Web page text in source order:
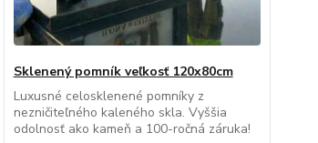
Sklenený pomník veľkosť 120x80cm
Luxusné celosklenené pomníky z
nezničiteľného kaleného skla. Vyššia
odolnosť ako kameň a 100-ročná záruka!